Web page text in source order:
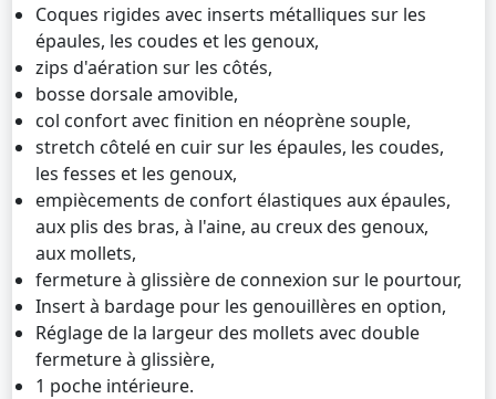
Coques rigides avec inserts métalliques sur les
épaules, les coudes et les genoux,
zips d'aération sur les côtés,
bosse dorsale amovible,
col confort avec finition en néoprène souple,
stretch côtelé en cuir sur les épaules, les coudes,
les fesses et les genoux,
empiècements de confort élastiques aux épaules,
aux plis des bras, à l'aine, au creux des genoux,
aux mollets,
fermeture à glissière de connexion sur le pourtour,
Insert à bardage pour les genouillères en option,
Réglage de la largeur des mollets avec double
fermeture à glissière,
1 poche intérieure.